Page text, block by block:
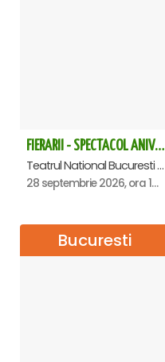
FIERARII - SPECTACOL ANIVERSAR GEORGE MIHĂIȚĂ
Teatrul National Bucuresti - Sala Ion Caramitru, Bucuresti
28 septembrie 2026, ora 19:00
Bucuresti